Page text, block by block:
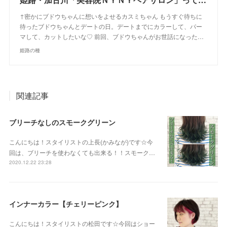
↑密かにブドウちゃんに想いをよせるカスミちゃん もうすぐ待ちに
待ったブドウちゃんとデートの日。デートまでにカラーして、パー
マして、カットしたいな♡ 前回、ブドウちゃんがお世話になった…
姫路の種
関連記事
ブリーチなしのスモークグリーン
こんにちは！スタイリストの上長(かみなが)です☆今
回は、ブリーチを使わなくても出来る！！スモーク…
2020.12.22 23:28
インナーカラー【チェリーピンク】
こんにちは！スタイリストの松田です☆今回はショー